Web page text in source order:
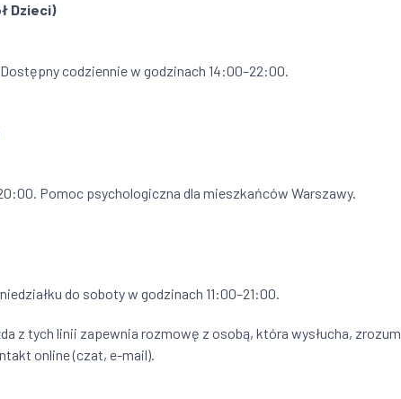
Dzieci)
codziennie w godzinach 14:00–22:00.
Pomoc psychologiczna dla mieszkańców Warszawy.
do soboty w godzinach 11:00–21:00.
z tych linii zapewnia rozmowę z osobą, która wysłucha,
online (czat, e-mail).